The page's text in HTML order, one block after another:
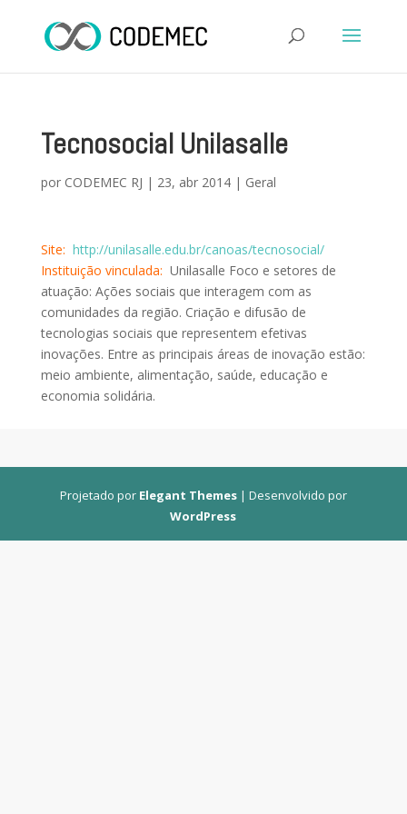
Tecnosocial Unilasalle
por CODEMEC RJ | 23, abr 2014| Geral
Site: http://unilasalle.edu.br/canoas/tecnosocial/
Instituição vinculada: Unilasalle Foco e setores de
atuação: Ações sociais que interagem com as
comunidades da região. Criação e difusão de
tecnologias sociais que representem efetivas
inovações. Entre as principais áreas de inovação estão:
meio ambiente, alimentação, saúde, educação e
economia solidária.
Projetado por Elegant Themes| Desenvolvido por
WordPress